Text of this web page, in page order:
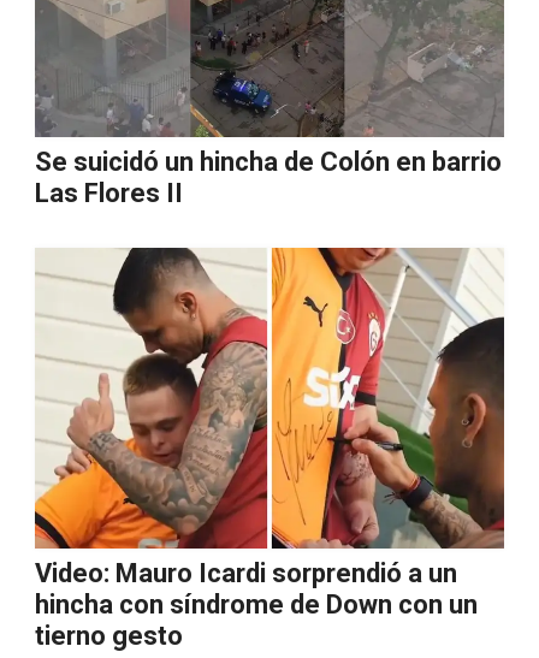
Se suicidó un hincha de Colón en barrio
Las Flores II
Video: Mauro Icardi sorprendió a un
hincha con síndrome de Down con un
tierno gesto